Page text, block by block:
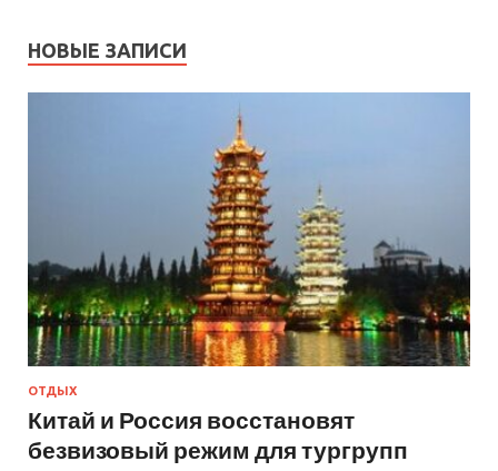
НОВЫЕ ЗАПИСИ
ОТДЫХ
Китай и Россия восстановят
безвизовый режим для тургрупп